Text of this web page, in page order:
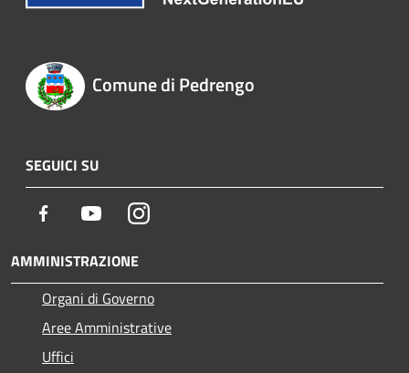
Comune di Pedrengo
SEGUICI SU
Facebook YoutubeInstagram
AMMINISTRAZIONE
Organi di Governo
Aree Amministrative
Uffici